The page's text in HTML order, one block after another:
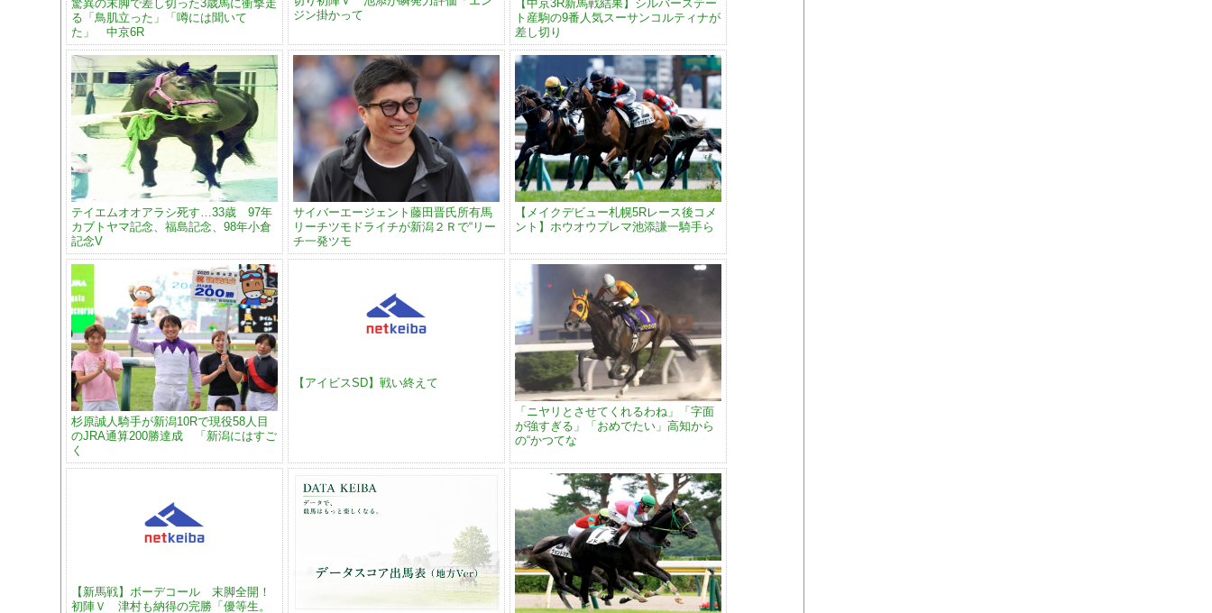
驚異の末脚で差し切った3歳馬に衝撃走
る「鳥肌立った」「噂には聞いて
た」 中京6R
ジン掛かって
【中京3R新馬戦結果】シルバーステー
ト産駒の9番人気スーサンコルティナが
差し切り
テイエムオオアラシ死す…33歳 97年
カブトヤマ記念、福島記念、98年小倉
記念V
サイバーエージェント藤田晋氏所有馬
リーチツモドライチが新潟２Ｒで“リー
チ一発ツモ
【メイクデビュー札幌5Rレース後コメ
ント】ホウオウプレマ池添謙一騎手ら
杉原誠人騎手が新潟10Rで現役58人目
のJRA通算200勝達成 「新潟にはすご
く
【アイビスSD】戦い終えて
「ニヤリとさせてくれるわね」「字面
が強すぎる」「おめでたい」高知から
の“かつてな
【新馬戦】ボーデコール 末脚全開！
初陣Ｖ 津村も納得の完勝「優等生。